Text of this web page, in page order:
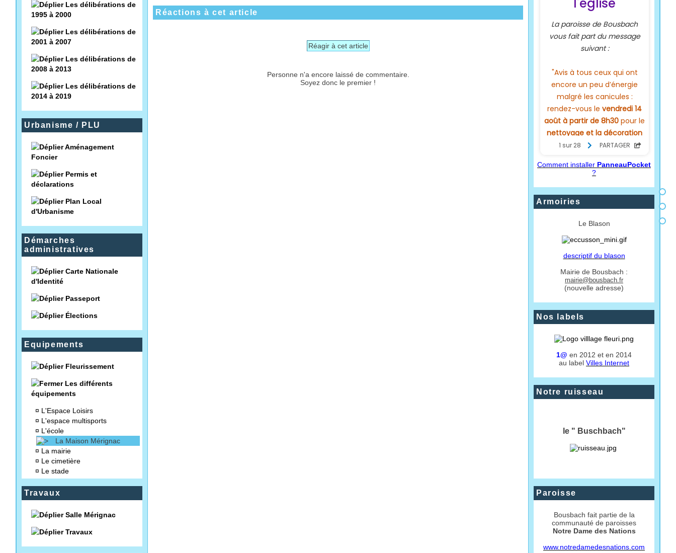
Les délibérations de
1995 à 2000
Les délibérations de
2001 à 2007
Les délibérations de
2008 à 2013
Les délibérations de
2014 à 2019
Urbanisme / PLU
Aménagement
Foncier
Permis et
déclarations
Plan Local
d'Urbanisme
Démarches
administratives
Carte Nationale
d'Identité
Passeport
Élections
Equipements
Fleurissement
Les différents
équipements
¤ L'Espace Loisirs
¤ L'espace multisports
¤ L'école
La Maison Mérignac
¤ La mairie
¤ Le cimetière
¤ Le stade
Travaux
Salle Mérignac
Travaux
Réactions à cet article
Réagir à cet article
Personne n'a encore laissé de commentaire.
Soyez donc le premier !
Comment installer PanneauPocket
?
Armoiries
Le Blason
descriptif du blason
Mairie de Bousbach :
mairie@bousbach.fr
(nouvelle adresse)
Nos labels
1@ en 2012 et en 2014
au label Villes Internet
Notre ruisseau
le " Buschbach"
Paroisse
Bousbach fait partie de la
communauté de paroisses
Notre Dame des Nations
www.notredamedesnations.com